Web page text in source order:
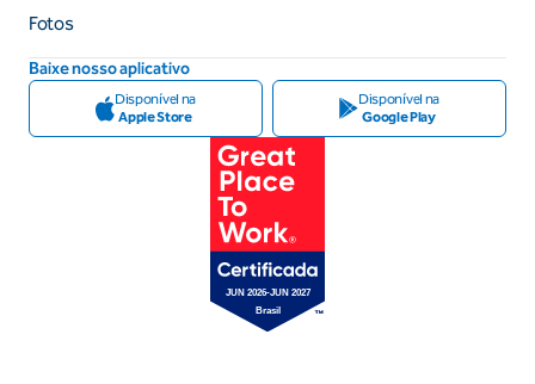
Fotos
Baixe nosso aplicativo
Disponível na
Apple Store
Disponível na
Google Play